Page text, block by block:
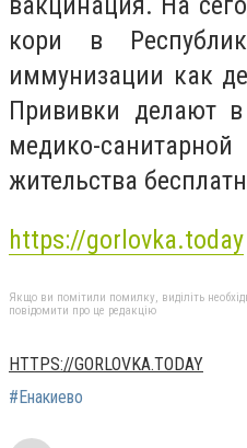
кори в
иммунизации как
Прививки делают
медико-
жительства
https://gorlovka.today
Якщо ви помітили помилку, виділіть
повідомити про це редакцію
HTTPS://GORLOVKA.TODAY
#Енакиево